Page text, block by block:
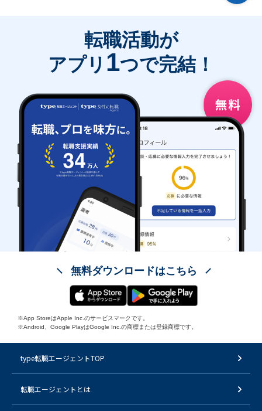
転職活動が
アプリ 1つで完結！
無料ダウンロードはこちら
※App StoreはApple Inc.のサービスマークです。
※Android、Google PlayはGoogle Inc.の商標または登録商標です。
type転職エージェントTOP
転職エージェントとは